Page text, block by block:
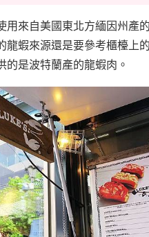
用來自美國東北方緬因州產
龍蝦來源還是要參考櫃檯上
的是波特蘭產的龍蝦肉。